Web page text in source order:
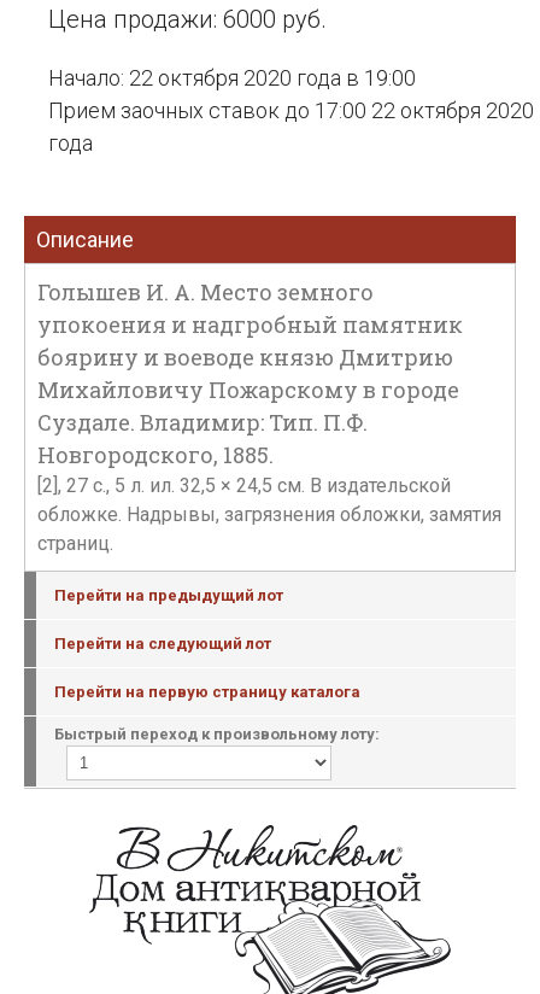
Цена продажи: 6000 руб.
Начало: 22 октября 2020 года в 19:00
Прием заочных ставок до 17:00 22 октября 2020
года
Описание
Голышев И. А. Место земного
упокоения и надгробный памятник
боярину и воеводе князю Дмитрию
Михайловичу Пожарскому в городе
Суздале. Владимир: Тип. П.Ф.
Новгородского, 1885.
[2], 27 с., 5 л. ил. 32,5 × 24,5 см. В издательской
обложке. Надрывы, загрязнения обложки, замятия
страниц.
Перейти на предыдущий лот
Перейти на следующий лот
Перейти на первую страницу каталога
Быстрый переход к произвольному лоту: